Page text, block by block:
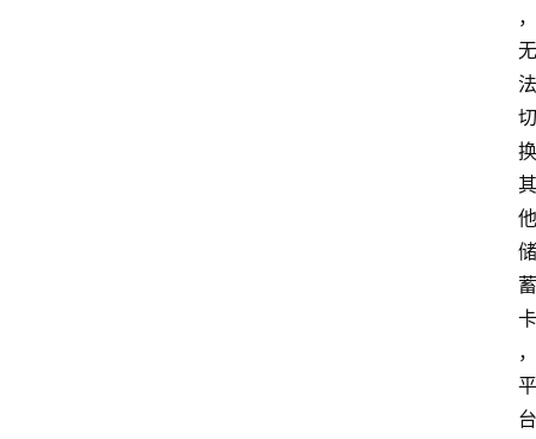
，
无
法
切
换
其
他
储
蓄
卡
，
平
台